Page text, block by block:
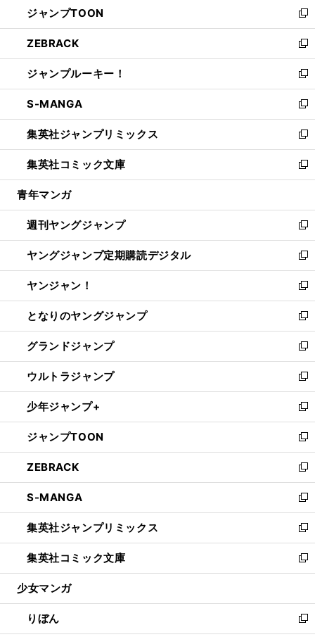
く
で
開
く
ド
ウ
で
開
く
ィ
ン
ド
ウ
で
開
く
い
ウ
ィ
ン
ド
ウ
で
開
く
ジャンプTOON
新
し
い
ウ
ィ
ン
ド
ウ
で
開
く
ZEBRACK
新
し
い
ウ
ィ
ン
ド
ウ
で
開
ジャンプルーキー！
新
し
い
ウ
ィ
ン
ド
ウ
開
く
S-MANGA
新
し
い
ウ
ィ
ン
ウ
で
開
く
集英社ジャンプリミックス
新
し
い
ウ
ン
ド
ウ
で
開
く
集英社コミック文庫
新
し
ウ
ィ
ン
ド
ウ
で
開
く
青年マンガ
週刊ヤングジャンプ
新
し
い
ウ
ィ
ン
ド
ウ
で
開
く
ヤングジャンプ定期購読デジタル
新
し
い
ウ
ィ
ン
ド
ウ
で
開
く
ヤンジャン！
新
し
い
ウ
ィ
ン
ド
ウ
で
開
く
となりのヤングジャンプ
新
し
い
ウ
ィ
ン
ド
ウ
で
開
く
グランドジャンプ
新
し
い
ウ
ィ
ン
ド
ウ
で
開
く
ウルトラジャンプ
新
し
い
ウ
ィ
ン
ド
ウ
で
開
く
少年ジャンプ+
新
し
い
ウ
ィ
ン
ド
ウ
で
開
く
ジャンプTOON
新
し
い
ウ
ィ
ン
ド
ウ
で
開
ZEBRACK
新
し
い
ウ
ィ
ン
ド
ウ
開
く
S-MANGA
新
し
い
ウ
ィ
ン
ウ
で
開
集英社ジャンプリミックス
新
し
い
ウ
ン
ド
ウ
集英社コミック文庫
新
し
ウ
ィ
少女マンガ
りぼん
新